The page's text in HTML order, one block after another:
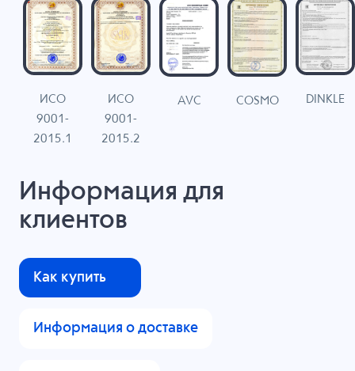
ИСО
9001-
2015.1
ИСО
9001-
2015.2
AVC COSMO DINKLE
Информация для
клиентов
Как купить
Информация о доставке